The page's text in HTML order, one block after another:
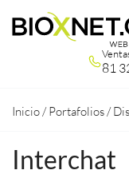
81
Inicio /Portafolios /
Interchat